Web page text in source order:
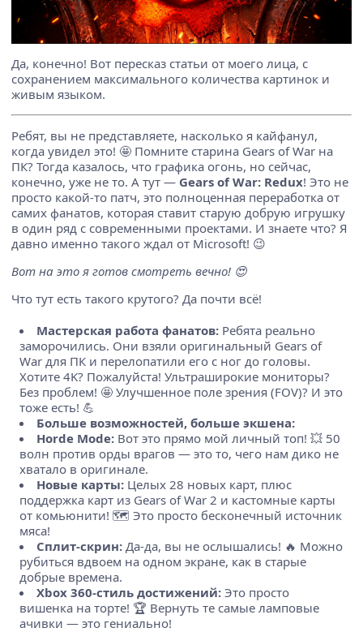
Да, конечно! Вот пересказ статьи от моего лица, с
сохранением максимального количества картинок и
живым языком.
Ребят, вы не представляете, насколько я кайфанул,
когда увидел это! 🤩 Помните старина Gears of War на
ПК? Тогда казалось, что графика огонь, но сейчас,
конечно, уже не то. А тут — Gears of War: Redux! Это не
просто какой-то патч, это полноценная переработка от
самих фанатов, которая ставит старую добрую игрушку
в один ряд с современными проектами. И знаете что? Я
давно именно такого ждал от Microsoft! 😉
Вот на это я готов смотреть вечно! 😍
Что тут есть такого крутого? Да почти всё!
Мастерская работа фанатов: Ребята реально
заморочились. Они взяли оригинальный Gears of
War для ПК и перелопатили его с ног до головы.
Хотите 4K? Пожалуйста! Ультраширокие мониторы?
Без проблем! 🤩 Улучшенное поле зрения (FOV)? И это
тоже есть! 💪
Больше возможностей, больше экшена:
Horde Mode: Вот это прямо мой личный топ! 💥 50
волн против орды врагов — это то, чего нам дико не
хватало в оригинале.
Новые карты: Целых 28 новых карт, плюс
поддержка карт из Gears of War 2 и кастомные карты
от комьюнити! 🗺️ Это просто бесконечный источник
мяса!
Сплит-скрин: Да-да, вы не ослышались! 🔥 Можно
рубиться вдвоем на одном экране, как в старые
добрые времена.
Xbox 360-стиль достижений: Это просто
вишенка на торте! 🏆 Вернуть те самые ламповые
ачивки — это гениально!